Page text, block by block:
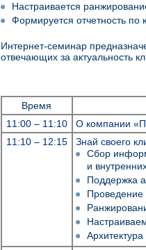
Настраивается
Формируется отчетность по
Интернет-семинар
отвечающих за актуальность
Время
11:00 – 11:10
О компании
11:10 – 12:15
Знай своего
Сбор
и
Поддержка
Проведение